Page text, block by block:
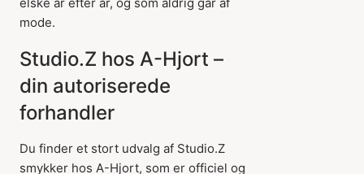
mode.
Studio.Z hos A-Hjort –
din autoriserede
forhandler
Du finder et stort udvalg af Studio.Z
smykker hos A-Hjort, som er officiel og